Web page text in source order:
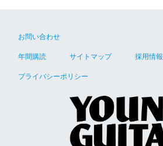
お問い合わせ
年間購読 サイトマップ 採用情報
プライバシーポリシー